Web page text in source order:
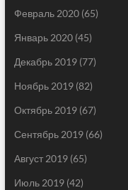
Февраль 2020(65)
Январь 2020(45)
Декабрь 2019(77)
Ноябрь 2019(82)
Октябрь 2019(67)
Сентябрь 2019(66)
Август 2019(65)
Июль 2019(42)